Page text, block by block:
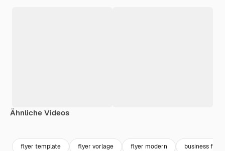
Ähnliche Videos
flyer template flyer vorlage flyer modern business flyer